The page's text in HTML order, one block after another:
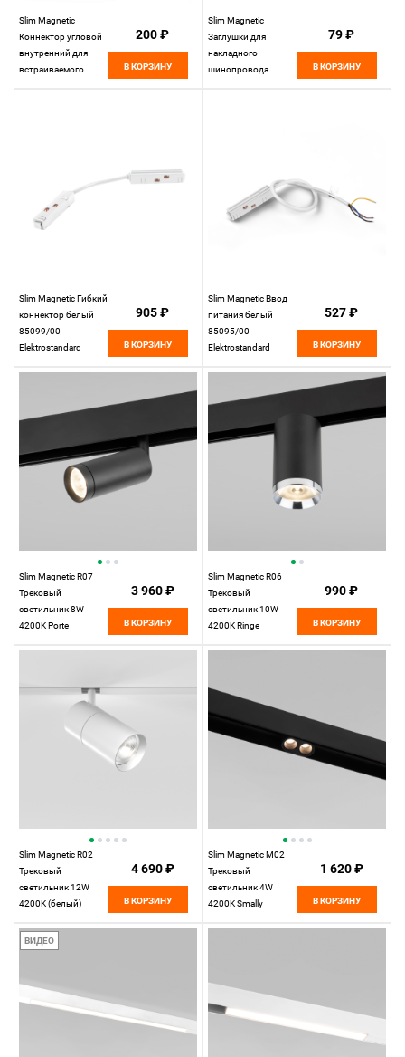
Slim Magnetic
Коннектор угловой
внутренний для
встраиваемого
200 ₽
В КОРЗИНУ
Slim Magnetic
Заглушки для
накладного
шинопровода
79 ₽
В КОРЗИНУ
Slim Magnetic Гибкий
коннектор белый
85099/00
Elektrostandard
905 ₽
В КОРЗИНУ
Slim Magnetic Ввод
питания белый
85095/00
Elektrostandard
527 ₽
В КОРЗИНУ
Slim Magnetic R07
Трековый
светильник 8W
4200K Porte
3 960 ₽
В КОРЗИНУ
Slim Magnetic R06
Трековый
светильник 10W
4200K Ringe
990 ₽
В КОРЗИНУ
Slim Magnetic R02
Трековый
светильник 12W
4200K (белый)
Elektrostandard
4 690 ₽
В КОРЗИНУ
Slim Magnetic M02
Трековый
светильник 4W
4200K Smally
1 620 ₽
В КОРЗИНУ
ВИДЕО